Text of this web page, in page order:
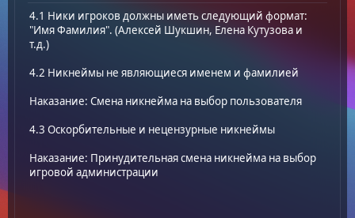
4.1 Ники игроков должны иметь следующий формат:
"Имя Фамилия". (Алексей Шукшин, Елена Кутузова и
т.д.)
4.2 Никнеймы не являющиеся именем и фамилией
Наказание: Смена никнейма на выбор пользователя
4.3 Оскорбительные и нецензурные никнеймы
Наказание: Принудительная смена никнейма на выбор
игровой администрации